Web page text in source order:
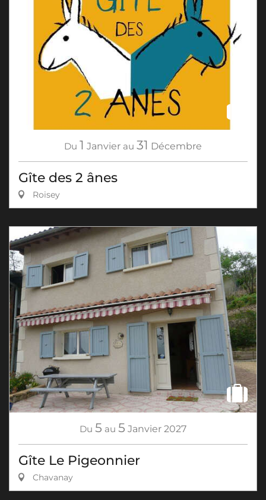
Du 1 Janvier au 31 Décembre
Gîte des 2 ânes
Roisey
Du 5 au 5 Janvier 2027
Gîte Le Pigeonnier
Chavanay